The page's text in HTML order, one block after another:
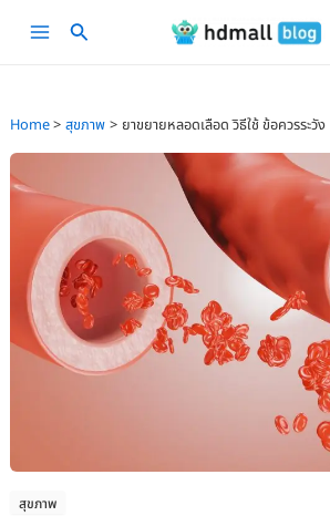
Main
Home สุขภาพ ยาขยายหลอดเลือด วิธีใช้ ข้อควรระวัง
สุขภาพ